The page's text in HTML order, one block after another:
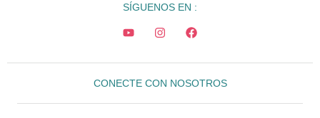
SÍGUENOS EN :
CONECTE CON NOSOTROS